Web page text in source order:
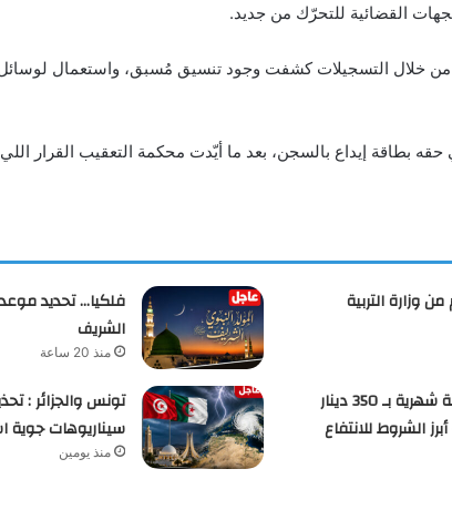
القضائية للتحرّك من جديد.
ظهرت من خلال التسجيلات كشفت وجود تنسيق مُسبق، واستعمال
بطاقة إيداع بالسجن، بعد ما أيّدت محكمة التعقيب القرار
وزارة التربية
فلكيا… تحديد
الشريف
منذ 20 ساعة
برنامج يوفر منحة شهرية بـ 350 دينار
الشروط للانتفاع
تونس والجزائر :
سيناريوهات جوية
منذ يومين